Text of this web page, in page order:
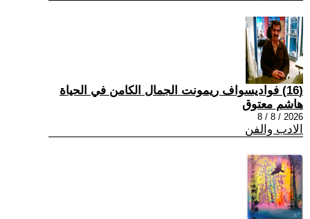
(16) فواديسواف ريمونت الجمال الكامن في الحياة
هاشم معتوق
2026 / 8 / 8
الادب والفن